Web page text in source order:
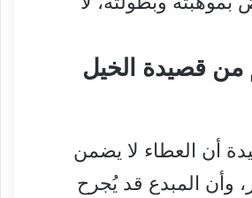
من قصيدة الخيل
أن العطاء لا يضمن
وأن المبدع قد يُجرح